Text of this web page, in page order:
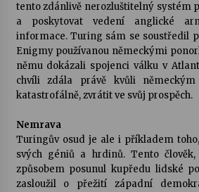
tento zdánlivě nerozluštitelný systém
a poskytovat vedení anglické
informace. Turing sám se soustředil
Enigmy používanou německými
němu dokázali spojenci válku v
chvíli zdála právě kvůli
katastrofálně, zvrátit ve svůj prospěch.
Nemrava
Turingův osud je ale i příkladem
svých géniů a hrdinů. Tento
způsobem posunul kupředu lidské
zasloužil o přežití západní